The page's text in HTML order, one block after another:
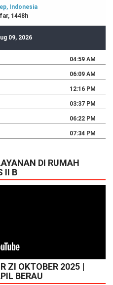
DI RUMAH
II B
ZI OKTOBER 2025 |
BERAU